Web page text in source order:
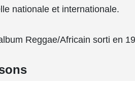
nationale et internationale.
Reggae/Africain sorti en